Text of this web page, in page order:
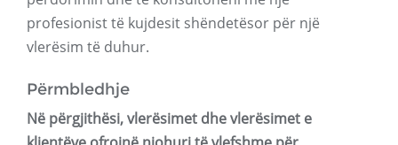
profesionist të kujdesit shëndetësor për një
vlerësim të duhur.
Përmbledhje
Në përgjithësi, vlerësimet dhe vlerësimet e